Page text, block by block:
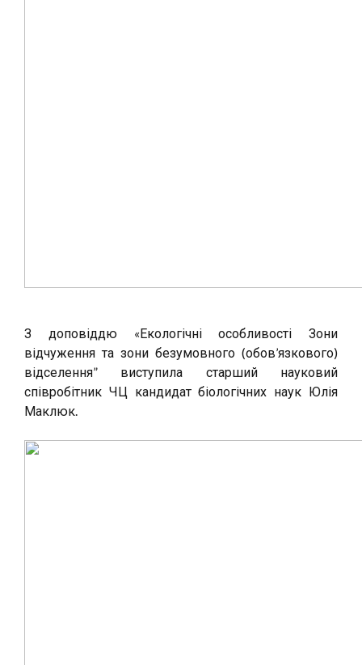
З доповіддю «Екологічні особливості Зони
відчуження та зони безумовного (обов’язкового)
відселення” виступила старший науковий
співробітник ЧЦ кандидат біологічних наук Юлія
Маклюк.